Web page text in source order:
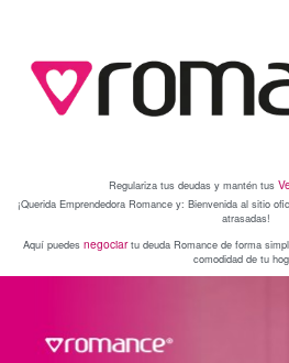
Regulariza tus deudas y mantén tus
¡Querida Emprendedora Romance y: Bienvenida al sitio
atrasadas!
Aquí puedes negociartu deuda Romance de forma
comodidad de tu